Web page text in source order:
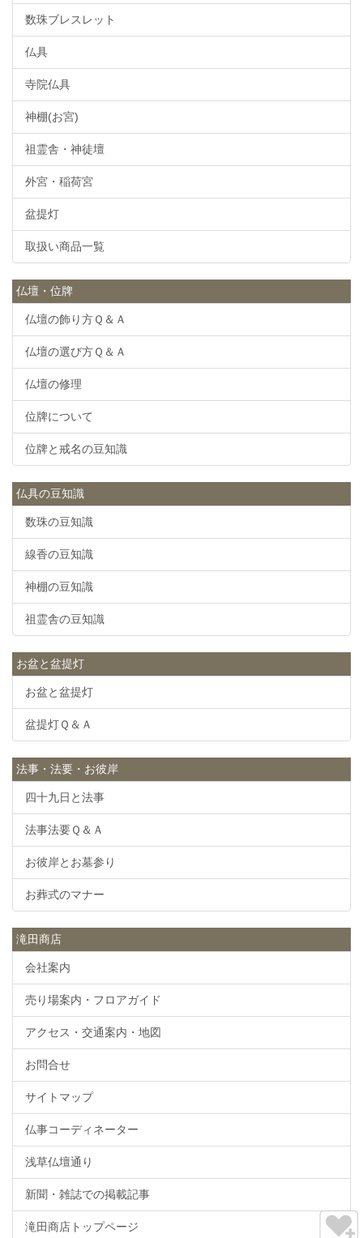
数珠ブレスレット
仏具
寺院仏具
神棚(お宮)
祖霊舎・神徒壇
外宮・稲荷宮
盆提灯
取扱い商品一覧
仏壇・位牌
仏壇の飾り方Ｑ＆Ａ
仏壇の選び方Ｑ＆Ａ
仏壇の修理
位牌について
位牌と戒名の豆知識
仏具の豆知識
数珠の豆知識
線香の豆知識
神棚の豆知識
祖霊舎の豆知識
お盆と盆提灯
お盆と盆提灯
盆提灯Ｑ＆Ａ
法事・法要・お彼岸
四十九日と法事
法事法要Ｑ＆Ａ
お彼岸とお墓参り
お葬式のマナー
滝田商店
会社案内
売り場案内・フロアガイド
アクセス・交通案内・地図
お問合せ
サイトマップ
仏事コーディネーター
浅草仏壇通り
新聞・雑誌での掲載記事
滝田商店トップページ